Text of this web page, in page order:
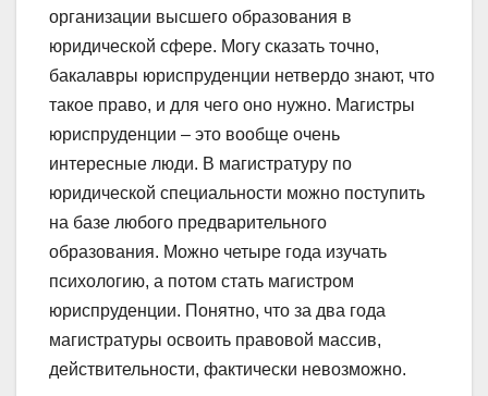
организации высшего образования в
юридической сфере. Могу сказать точно,
бакалавры юриспруденции нетвердо знают, что
такое право, и для чего оно нужно. Магистры
юриспруденции – это вообще очень
интересные люди. В магистратуру по
юридической специальности можно поступить
на базе любого предварительного
образования. Можно четыре года изучать
психологию, а потом стать магистром
юриспруденции. Понятно, что за два года
магистратуры освоить правовой массив,
действительности, фактически невозможно.